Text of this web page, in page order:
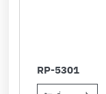
RP-5301